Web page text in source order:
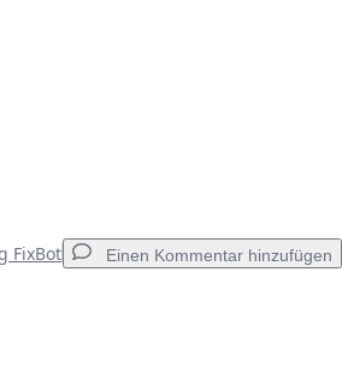
FixBot Einen Kommentar hinzufügen